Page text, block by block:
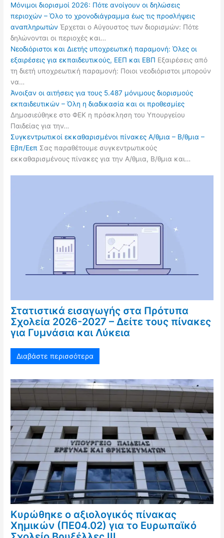
Μόνιμοι διορισμοί 2026: Πότε ανοίγουν οι δηλώσεις
περιοχών – Όλο το χρονοδιάγραμμα έως τις προσλήψεις
αναπληρωτών Έρχεται ο Αύγουστος των διορισμών: Πότε
δηλώνονται οι περιοχές και…
Νεοδιόριστοι και Διετής υποχρεωτική παραμονή: Όλες οι
εξαιρέσεις για εκπαιδευτικούς, ΕΕΠ και ΕΒΠ Εξαιρέσεις από
τη διετή υποχρεωτική παραμονή: Ποιοι νεοδιόριστοι μπορούν
να…
Άνοιξαν οι αιτήσεις για τους 5.487 μόνιμους διορισμούς
εκπαιδευτικών – Όλη η διαδικασία και οι προθεσμίες
Δημοσιεύθηκε στο ΦΕΚ η πρόσκληση του Υπουργείου
Παιδείας για την…
Συγκεντρωτικοί εκκαθαρισμένοι πίνακες Α/θμια – Β/θμια –
Εβπ/Εεπ Σας παραθέτουμε συγκεντρωτικούς
εκκαθαρισμένους πίνακες για την Α/θμια, Β/θμια και…
Στατιστικά εισαγωγής στα Πρότυπα
Σχολεία 2026-2027 – Δείτε τους πίνακες
για Γυμνάσια και Λύκεια
Διαβάστε περισσότερα
Κυρώθηκε ο αξιολογικός πίνακας
Χημικών (ΠΕ04.02) για το Ευρωπαϊκό